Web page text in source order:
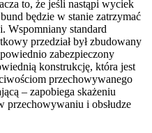
to, że jeśli nastąpi wyciek
będzie w stanie zatrzymać
Wspomniany standard
przedział był zbudowany
zabezpieczony
konstrukcję, która jest
przechowywanego
– zapobiega skażeniu
i obsłudze